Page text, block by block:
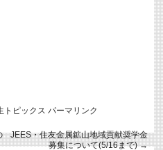
トピックス パーマリンク
JEES・住友金属鉱山地域貢献奨学金
募集について(5/16まで)→